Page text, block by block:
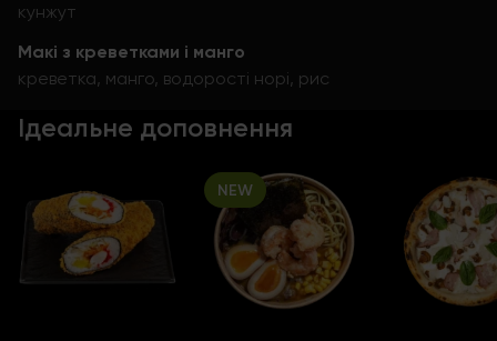
кунжут
Макі з креветками і манго
креветка, манго, водорості норі, рис
Ідеальне доповнення
NEW